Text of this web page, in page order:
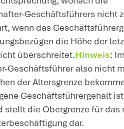
einer
veranlasst sind,
den Gesellschafter-
und einer
einer verdeckten